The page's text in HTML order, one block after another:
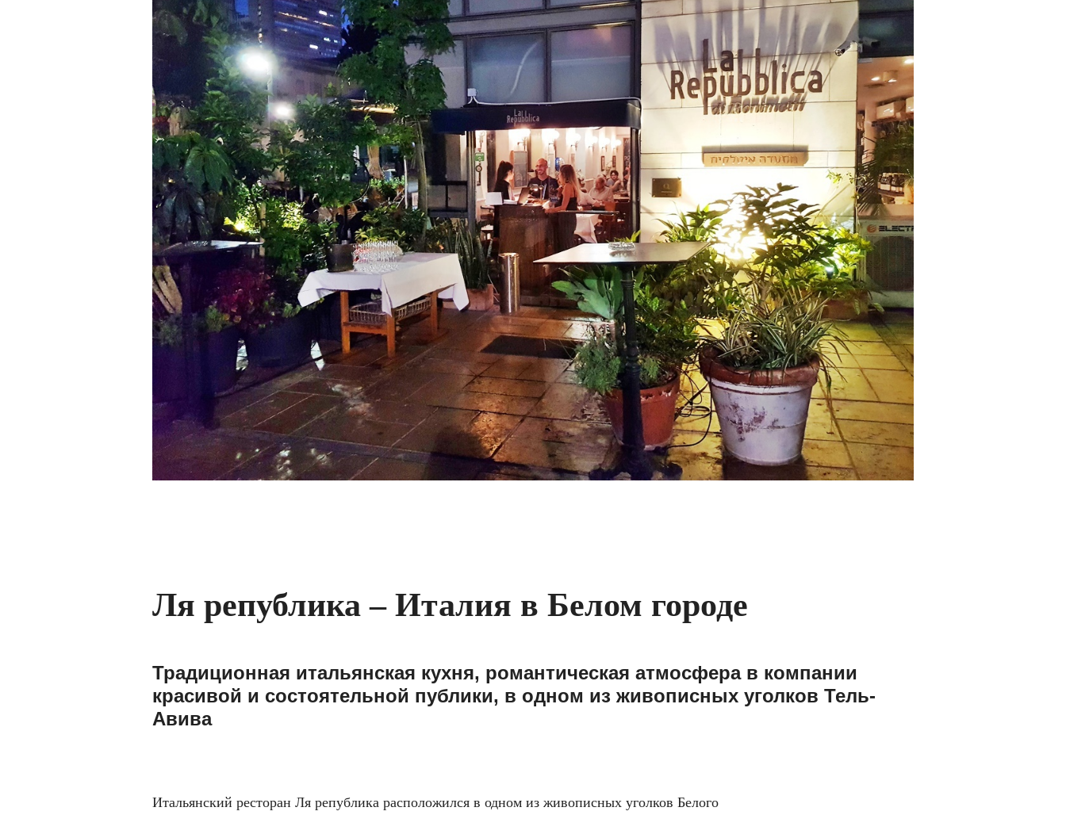
Ля република – Италия в Белом городе
Традиционная итальянская кухня, романтическая атмосфера в компании
красивой и состоятельной публики, в одном из живописных уголков Тель-
Авива
Итальянский ресторан Ля република расположился в одном из живописных уголков Белого